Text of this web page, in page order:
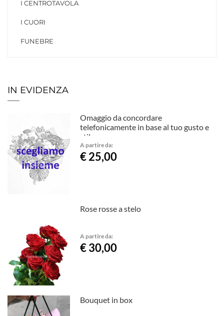
I CENTROTAVOLA
I CUORI
FUNEBRE
IN EVIDENZA
Omaggio da concordare
telefonicamente in base al tuo gusto e
stile.
A partire da:
€ 25,00
Rose rosse a stelo
A partire da:
€ 30,00
Bouquet in box